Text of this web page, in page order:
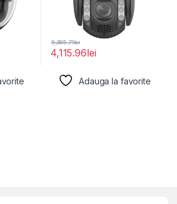
4,115.96lei
9,385.71lei
Adauga la favorite